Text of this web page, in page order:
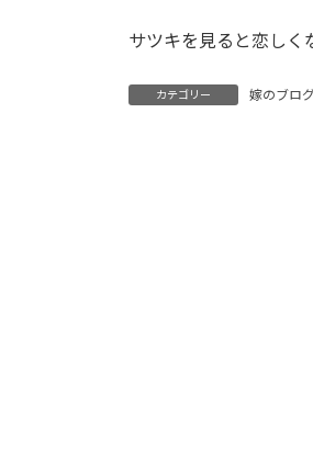
サツキを見ると恋しく
カテゴリー 嫁のブロ